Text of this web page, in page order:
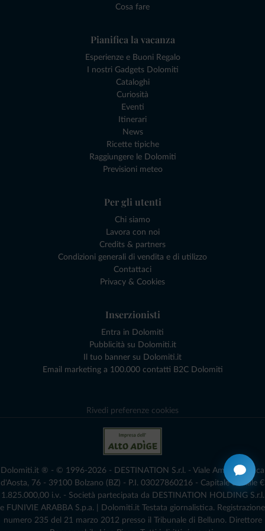
Cosa fare
Pianifica la vacanza
Esperienze e Buoni Regalo
I nostri Gadgets Dolomiti
Cataloghi
Curiosità
Eventi
Itinerari
News
Ricette tipiche
Raggiungere le Dolomiti
Previsioni meteo
Per gli utenti
Chi siamo
Lavora con noi
Credits & partners
Condizioni generali di vendita e di utilizzo
Contattaci
Privacy & Cookies
Inserzionisti
Entra in Dolomiti
Pubblicità su Dolomiti.it
Il tuo banner su Dolomiti.it
Email marketing a 100.000 contatti B2C Dolomiti
Rivedi preferenze cookies
Dolomiti.it ® - © 1996-2026 - DESTINATION S.r.l. - Viale Amedeo Duca
d'Aosta, 76 - 39100 Bolzano (BZ) - P.I. 03027860216 - Capitale Sociale €
1.825.000,00 i.v. - Società partecipata da DESTINATION HOLDING S.r.l.
e FUNIVIE ARABBA S.p.a. | Dolomiti.it Testata giornalistica. Registrazione
numero 235 del 21 marzo 2012 presso il Tribunale di Belluno.­ Direttore